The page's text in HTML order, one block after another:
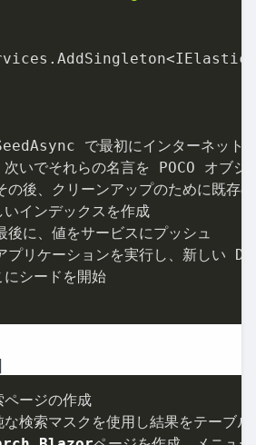
で最初にインターネット
次いでそれらの名⾔を POCO オブジ
の後、クリーンアップのために既存
いインデックスを作成
後に、値をサービスにプッシュ
プリケーションを実⾏し、新しい
にシードを開始
ページの作成